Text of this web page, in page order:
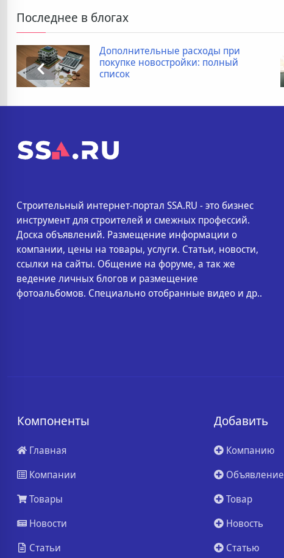
Последнее в блогах
Дополнительные расходы при
покупке новостройки: полный
список
Строительный интернет-портал SSA.RU - это бизнес
инструмент для строителей и смежных профессий.
Доска объявлений. Размещение информации о
компании, цены на товары, услуги. Статьи, новости,
ссылки на сайты. Общение на форуме, а так же
ведение личных блогов и размещение
фотоальбомов. Специально отобранные видео и др..
Компоненты
Главная
Компании
Товары
Новости
Статьи
Добавить
Компанию
Объявление
Товар
Новость
Статью